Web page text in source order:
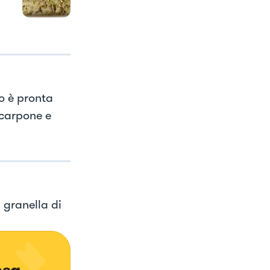
è pronta
e
granella di